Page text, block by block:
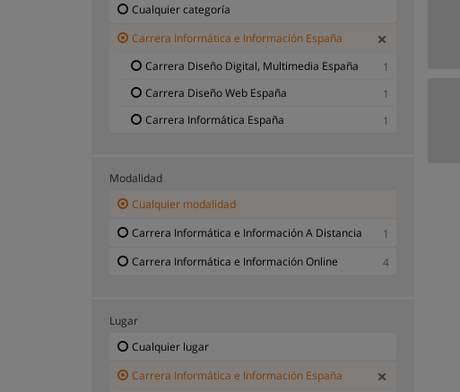
Cualquier categoría
Carrera Informática e Información España
Carrera Diseño Digital, Multimedia España
1
Carrera Diseño Web España
1
Carrera Informática España
1
Modalidad
Cualquier modalidad
Carrera Informática e Información A Distancia
1
Carrera Informática e Información Online
4
Lugar
Cualquier lugar
Carrera Informática e Información España